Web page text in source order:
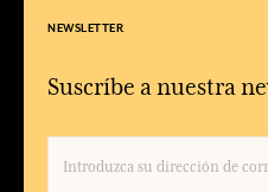
NEWSLETTER
Suscríbe a nuestra